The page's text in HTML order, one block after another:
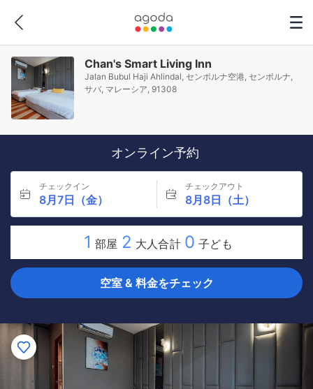
Chan's Smart Living Inn
Jalan Bubul Haji Ahlindal, センポルナ空港, センポルナ,
サバ, マレーシア, 91308
オンライン予約
チェックイン
8月7日（金）
チェックアウト
8月8日（土）
1 部屋 2 大人合計 0 子ども
空室 & 料金をチェック